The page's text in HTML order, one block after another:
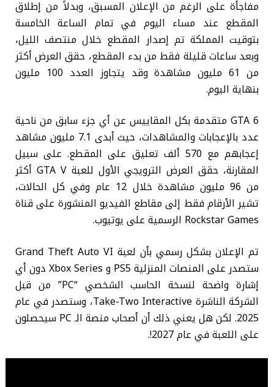
مفاجأة على الرغم من الإعلان المسبق، وبدلاً من إطلاق
المقطع عند مساء اليوم في تمام الساعة الخامسة
بتوقيت المملكة تم إصدار المقطع خلال منتصف الليل،
وبعد ساعات قليلة فقط من بدء المقطع، حقق العرض أكثر
من 61 مليون مشاهدة وقد يتجاوز العدد 100 مليون
بنهاية اليوم.
GTA 6 متقدمة بكل المقاييس عن أي جزء سابق من ناحية
عدد بالإعجابات والمشاهدات، حيث أبدى 7.1 مليون مشاهد
إعجابهم مع 570 ألف تعليق على المقطع. على سبيل
المقارنة، حقق العرض الترويجي الأول للعبة GTA V أكثر
من 96 مليون مشاهدة خلال 12 عام وفي كل الحالات،
تشير الأرقام فقط إلى مقاطع الفيديو المنشورة على قناة
Rockstar Games الرسمية على يوتيوب.
تم الإعلان بشكل رسمي بأن لعبة Grand Theft Auto VI
ستصدر على المنصات المنزلية PS5 و Xbox Series دون أي
إشارة واضحة لنسخة الحاسب الشخصي “PC” من قبل
الشركة الناشرة Take-Two Interactive، وستصدر في عام
2025. لكن هل يعني ذلك أن أصحاب منصة الـ PC سيحصلون
على اللعبة في عام 2027!.